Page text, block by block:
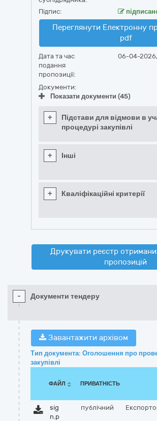
Підпис:
Переглянути Електронну
pdf
Дата та час
подання
пропозиції:
06-04-
Документи:
Показати документи (45)
+
Підстави для відмови в
процедурі закупівлі
+ Інші
+ Кваліфікаційні критерії
Друкувати реєстр
пропозицій
- Документи тендеру
Завантажити архівом
Тип документа: Оголошення про
закупівлі
ФАЙЛ ПРИВАТНІСТЬ
sig
n.p
публічний